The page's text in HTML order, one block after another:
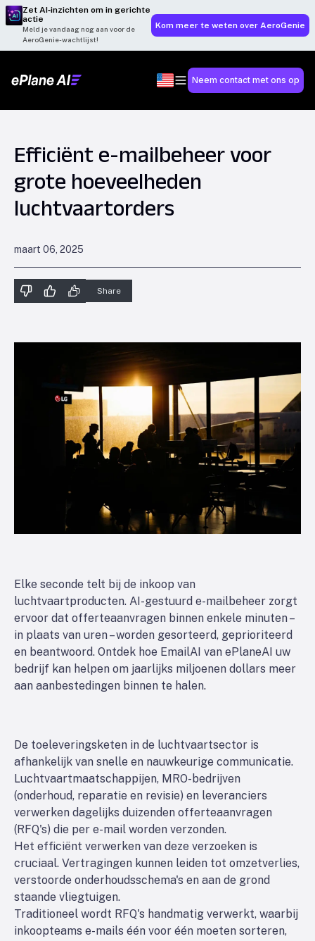
Zet AI‑inzichten om in gerichte
actie
Meld je vandaag nog aan voor de
AeroGenie-wachtlijst!
Kom meer te weten over AeroGenie
Neem contact met ons op
Efficiënt e-mailbeheer voor
grote hoeveelheden
luchtvaartorders
maart 06, 2025
Share
Elke seconde telt bij de inkoop van
luchtvaartproducten. AI-gestuurd e-mailbeheer zorgt
ervoor dat offerteaanvragen binnen enkele minuten –
in plaats van uren – worden gesorteerd, geprioriteerd
en beantwoord. Ontdek hoe EmailAI van ePlaneAI uw
bedrijf kan helpen om jaarlijks miljoenen dollars meer
aan aanbestedingen binnen te halen.
De toeleveringsketen in de luchtvaartsector is
afhankelijk van snelle en nauwkeurige communicatie.
Luchtvaartmaatschappijen, MRO-bedrijven
(onderhoud, reparatie en revisie) en leveranciers
verwerken dagelijks duizenden offerteaanvragen
(RFQ's) die per e-mail worden verzonden.
Het efficiënt verwerken van deze verzoeken is
cruciaal. Vertragingen kunnen leiden tot omzetverlies,
verstoorde onderhoudsschema's en aan de grond
staande vliegtuigen.
Traditioneel wordt RFQ's handmatig verwerkt, waarbij
inkoopteams e-mails één voor één moeten sorteren,